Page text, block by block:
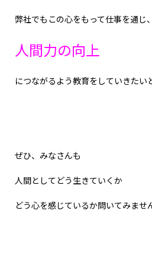
弊社でもこの心をもって仕事を通じ、
人間力の向上
につながるよう教育をしていきたい
ぜひ、みなさんも
人間としてどう生きていくか
どう心を感じているか問いてみませ